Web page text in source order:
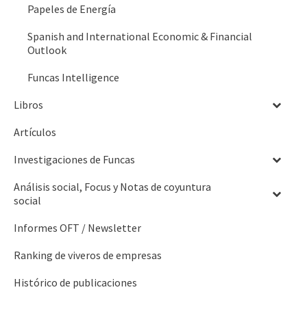
Papeles de Energía
Spanish and International Economic & Financial
Outlook
Funcas Intelligence
Libros
Artículos
Investigaciones de Funcas
Análisis social, Focus y Notas de coyuntura
social
Informes OFT / Newsletter
Ranking de viveros de empresas
Histórico de publicaciones